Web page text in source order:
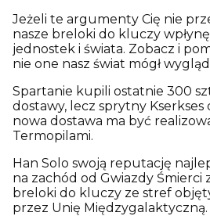
Jeżeli te argumenty Cię nie
nasze breloki do kluczy
jednostek i świata. Zobacz i
nie one nasz świat mógł
Spartanie kupili ostatnie 300
dostawy, lecz sprytny Kserkses
nowa dostawa ma być
Termopilami.
Han Solo swoją reputację
na zachód od Gwiazdy Śmierci
breloki do kluczy ze stref
przez Unię Międzygalaktyczną.